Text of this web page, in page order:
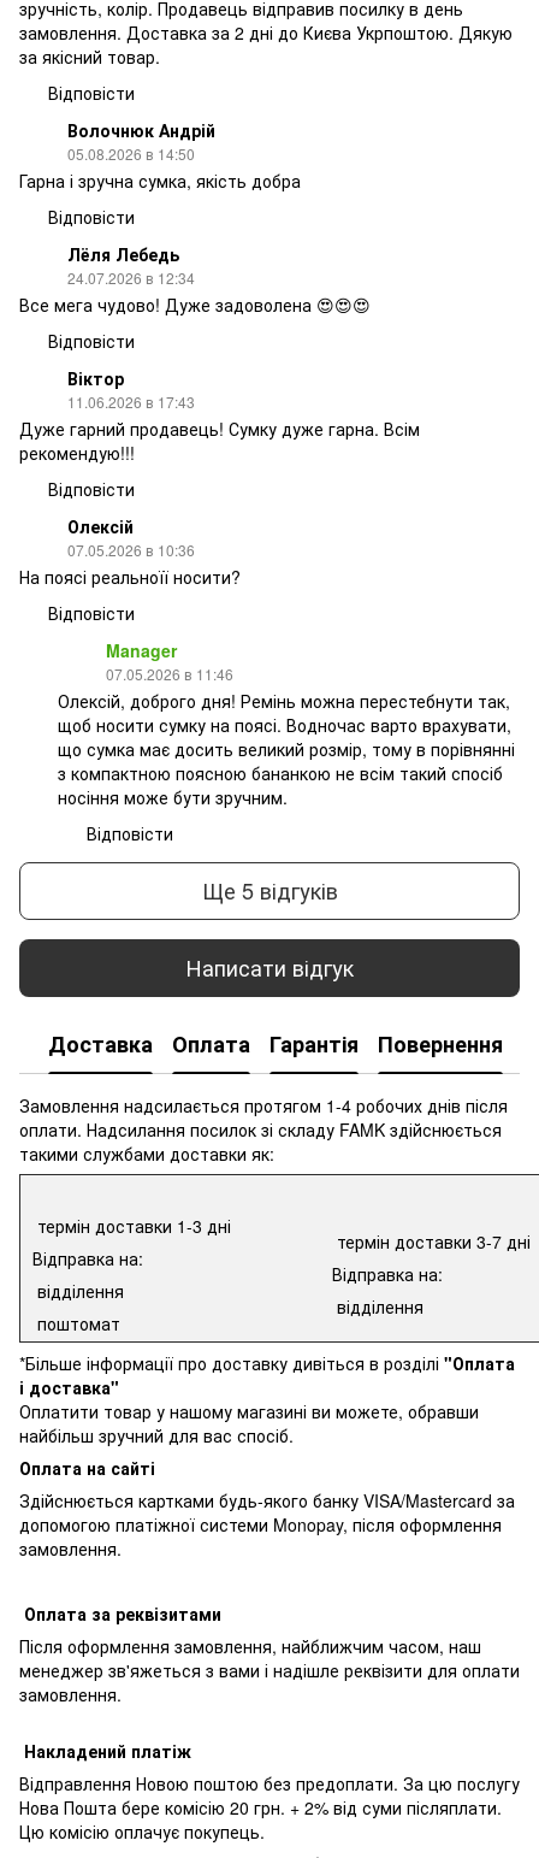
зручність, колір. Продавець відправив посилку в день
замовлення. Доставка за 2 дні до Києва Укрпоштою. Дякую
за якісний товар.
Відповісти
Волочнюк Андрій
05.08.2026 в 14:50
Гарна і зручна сумка, якість добра
Відповісти
Лёля Лебедь
24.07.2026 в 12:34
Все мега чудово! Дуже задоволена 😍😍😍
Відповісти
Віктор
11.06.2026 в 17:43
Дуже гарний продавець! Сумку дуже гарна. Всім
рекомендую!!!
Відповісти
Олексій
07.05.2026 в 10:36
На поясі реальноїї носити?
Відповісти
Manager
07.05.2026 в 11:46
Олексій, доброго дня! Ремінь можна перестебнути так,
щоб носити сумку на поясі. Водночас варто врахувати,
що сумка має досить великий розмір, тому в порівнянні
з компактною поясною бананкою не всім такий спосіб
носіння може бути зручним.
Відповісти
Ще 5 відгуків
Написати відгук
Доставка Оплата Гарантія Повернення
Замовлення надсилається протягом 1-4 робочих днів після
оплати. Надсилання посилок зі складу FAMK здійснюється
такими службами доставки як:
термін доставки 1-3 дні
Відправка на:
відділення
поштомат
термін доставки 3-7 дні
Відправка на:
відділення
*Більше інформації про доставку дивіться в розділі "Оплата
і доставка"
Оплатити товар у нашому магазині ви можете, обравши
найбільш зручний для вас спосіб.
Оплата на сайті
Здійснюється картками будь-якого банку VISA/Mastercard за
допомогою платіжної системи Monopay, після оформлення
замовлення.
Оплата за реквізитами
Після оформлення замовлення, найближчим часом, наш
менеджер зв'яжеться з вами і надішле реквізити для оплати
замовлення.
Накладений платіж
Відправлення Новою поштою без предоплати. За цю послугу
Нова Пошта бере комісію 20 грн. + 2% від суми післяплати.
Цю комісію оплачує покупець.